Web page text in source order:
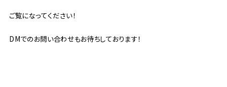
ご覧になってください！
DMでのお問い合わせもお待ちしております！